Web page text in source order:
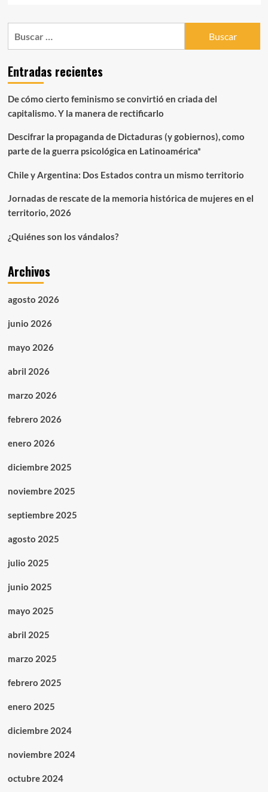
Justicia
Muñoz
Entradas recientes
De cómo cierto feminismo se convirtió en criada del
capitalismo. Y la manera de rectificarlo
Descifrar la propaganda de Dictaduras (y gobiernos), como
parte de la guerra psicológica en Latinoamérica*
Chile y Argentina: Dos Estados contra un mismo territorio
Jornadas de rescate de la memoria histórica de mujeres en el
territorio, 2026
¿Quiénes son los vándalos?
Archivos
agosto 2026
junio 2026
mayo 2026
abril 2026
marzo 2026
febrero 2026
enero 2026
diciembre 2025
noviembre 2025
septiembre 2025
agosto 2025
julio 2025
junio 2025
mayo 2025
abril 2025
marzo 2025
febrero 2025
enero 2025
diciembre 2024
noviembre 2024
octubre 2024